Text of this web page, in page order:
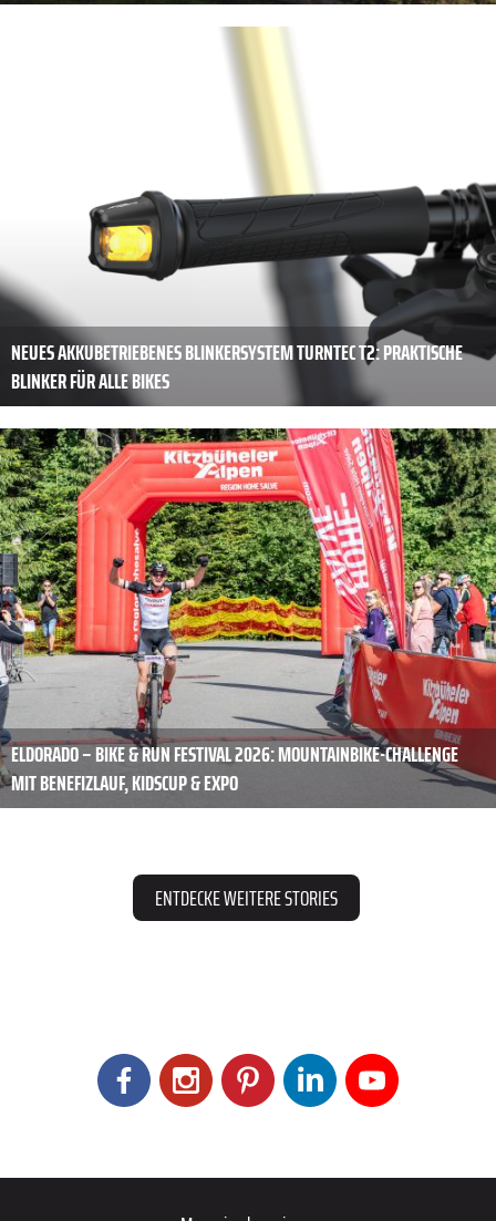
NEUES AKKUBETRIEBENES BLINKERSYSTEM TURNTEC T2: PRAKTISCHE
BLINKER FÜR ALLE BIKES
ELDORADO – BIKE & RUN FESTIVAL 2026: MOUNTAINBIKE-CHALLENGE
MIT BENEFIZLAUF, KIDSCUP & EXPO
ENTDECKE WEITERE STORIES